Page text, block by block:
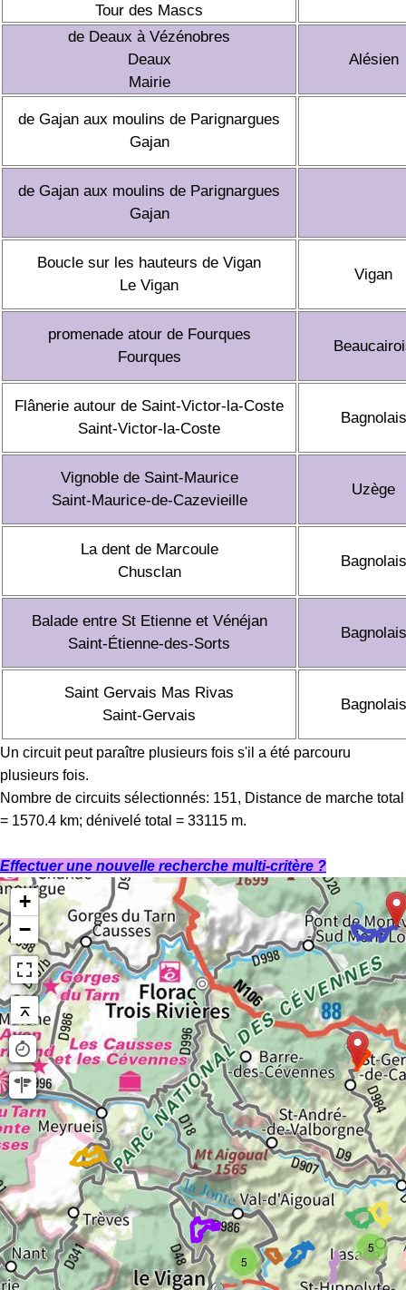
Tour des Mascs
de Deaux à Vézénobres
Deaux
Mairie
Alésien
de Gajan aux moulins de Parignargues
Gajan
de Gajan aux moulins de Parignargues
Gajan
Boucle sur les hauteurs de Vigan
Le Vigan
Vigan
promenade atour de Fourques
Fourques
Flânerie autour de Saint-Victor-la-Coste
Saint-Victor-la-Coste
Bagnolais
Vignoble de Saint-Maurice
Saint-Maurice-de-Cazevieille
Uzège
La dent de Marcoule
Chusclan
Bagnolais
Balade entre St Etienne et Vénéjan
Saint-Étienne-des-Sorts
Bagnolais
Saint Gervais Mas Rivas
Saint-Gervais
Bagnolais
Un circuit peut paraître plusieurs fois s'il a été parcouru
plusieurs fois.
Nombre de circuits sélectionnés: 151, Distance de marche total
= 1570.4 km; dénivelé total = 33115 m.
Effectuer une nouvelle recherche multi-critère ?
5
5
+
−
⌅